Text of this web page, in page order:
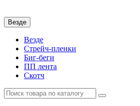
Везде
Везде
Стрейч-пленки
Биг-беги
ПП лента
Скотч